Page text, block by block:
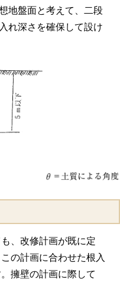
地盤面と考えて、二段
れ深さを確保して設け
、改修計画が既に定
の計画に合わせた根入
擁壁の計画に際して